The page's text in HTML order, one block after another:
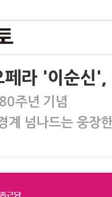
페라 '이순신
주년 기념
계 넘나드는 웅장